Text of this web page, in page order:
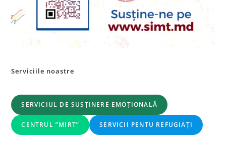
Serviciile noastre
SERVICIUL DE SUSȚINERE EMOȚIONALĂ
CENTRUL ”MIRT” SERVICII PENTU REFUGIAȚI